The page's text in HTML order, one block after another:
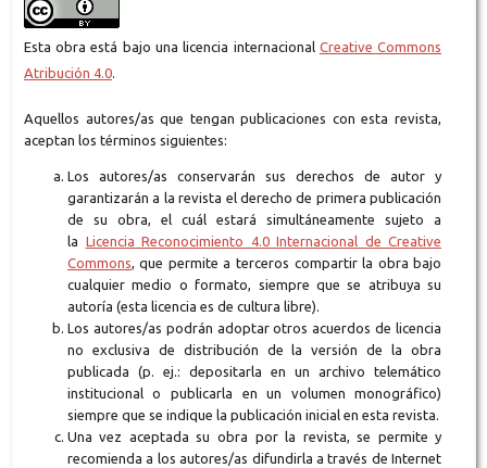
Esta obra está bajo una licencia internacional Creative Commons
Atribución 4.0.
Aquellos autores/as que tengan publicaciones con esta revista,
aceptan los términos siguientes:
Los autores/as conservarán sus derechos de autor y
garantizarán a la revista el derecho de primera publicación
de su obra, el cuál estará simultáneamente sujeto a
la Licencia Reconocimiento 4.0 Internacional de Creative
Commons, que permite a terceros compartir la obra bajo
cualquier medio o formato, siempre que se atribuya su
autoría (esta licencia es de cultura libre).
Los autores/as podrán adoptar otros acuerdos de licencia
no exclusiva de distribución de la versión de la obra
publicada (p. ej.: depositarla en un archivo telemático
institucional o publicarla en un volumen monográfico)
siempre que se indique la publicación inicial en esta revista.
Una vez aceptada su obra por la revista, se permite y
recomienda a los autores/as difundirla a través de Internet